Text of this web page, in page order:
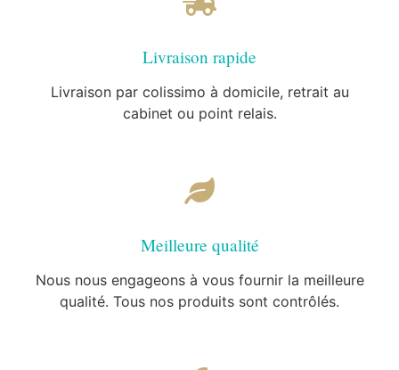
Livraison rapide
Livraison par colissimo à domicile, retrait au
cabinet ou point relais.
Meilleure qualité
Nous nous engageons à vous fournir la meilleure
qualité. Tous nos produits sont contrôlés.